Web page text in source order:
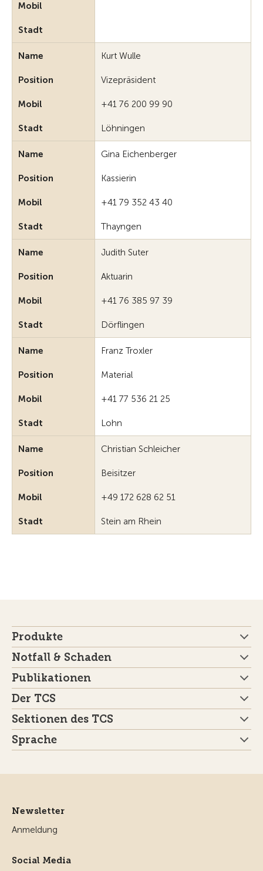
Mobil
Stadt
Name Kurt Wulle
Position Vizepräsident
Mobil +41 76 200 99 90
Stadt Löhningen
Name Gina Eichenberger
Position Kassierin
Mobil +41 79 352 43 40
Stadt Thayngen
Name Judith Suter
Position Aktuarin
Mobil +41 76 385 97 39
Stadt Dörflingen
Name Franz Troxler
Position Material
Mobil +41 77 536 21 25
Stadt Lohn
Name Christian Schleicher
Position Beisitzer
Mobil +49 172 628 62 51
Stadt Stein am Rhein
Produkte
Notfall & Schaden
Publikationen
Der TCS
Sektionen des TCS
Sprache
Newsletter
Anmeldung
Social Media